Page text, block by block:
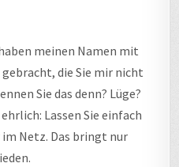
meinen Namen mit
die Sie mir nicht
Sie das denn? Lüge?
Lassen Sie einfach
Netz. Das bringt nur